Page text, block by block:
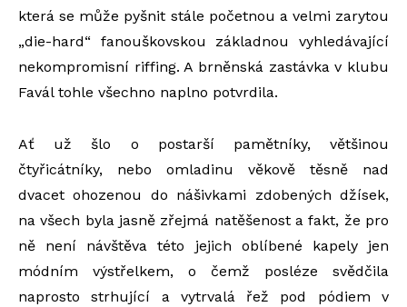
která se může pyšnit stále početnou a velmi zarytou
„die-hard“ fanouškovskou základnou vyhledávající
nekompromisní riffing. A brněnská zastávka v klubu
Favál tohle všechno naplno potvrdila.
Ať už šlo o postarší pamětníky, většinou
čtyřicátníky, nebo omladinu věkově těsně nad
dvacet ohozenou do nášivkami zdobených džísek,
na všech byla jasně zřejmá natěšenost a fakt, že pro
ně není návštěva této jejich oblíbené kapely jen
módním výstřelkem, o čemž posléze svědčila
naprosto strhující a vytrvalá řež pod pódiem v